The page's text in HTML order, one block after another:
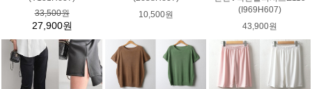
33,500원
27,900원
10,500원
(I969H607)
43,900원